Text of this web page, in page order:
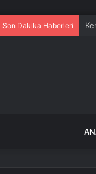
Son Dakika Haberleri